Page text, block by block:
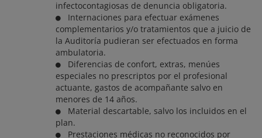
infectocontagiosas de denuncia obligatoria.
Internaciones para efectuar exámenes
complementarios y/o tratamientos que a juicio de
la Auditoría pudieran ser efectuados en forma
ambulatoria.
Diferencias de confort, extras, menúes
especiales no prescriptos por el profesional
actuante, gastos de acompañante salvo en
menores de 14 años.
Material descartable, salvo los incluidos en el
plan.
Prestaciones médicas no reconocidos por